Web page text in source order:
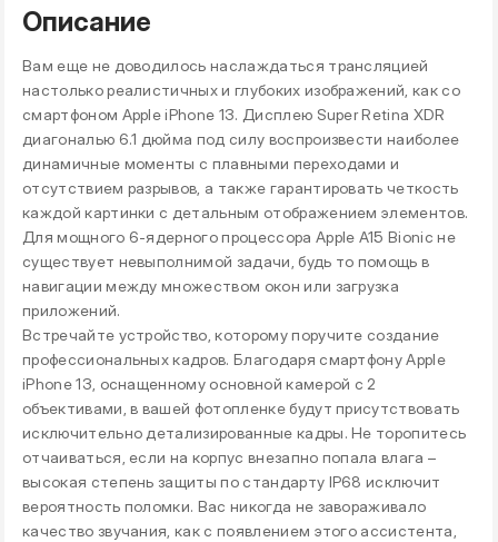
Описание
Вам еще не доводилось наслаждаться трансляцией
настолько реалистичных и глубоких изображений, как со
смартфоном Apple iPhone 13. Дисплею Super Retina XDR
диагональю 6.1 дюйма под силу воспроизвести наиболее
динамичные моменты с плавными переходами и
отсутствием разрывов, а также гарантировать четкость
каждой картинки с детальным отображением элементов.
Для мощного 6-ядерного процессора Apple A15 Bionic не
существует невыполнимой задачи, будь то помощь в
навигации между множеством окон или загрузка
приложений.
Встречайте устройство, которому поручите создание
профессиональных кадров. Благодаря смартфону Apple
iPhone 13, оснащенному основной камерой с 2
объективами, в вашей фотопленке будут присутствовать
исключительно детализированные кадры. Не торопитесь
отчаиваться, если на корпус внезапно попала влага –
высокая степень защиты по стандарту IP68 исключит
вероятность поломки. Вас никогда не завораживало
качество звучания, как с появлением этого ассистента,